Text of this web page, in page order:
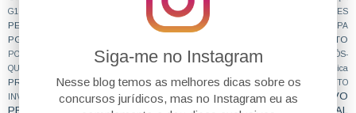
Siga-me no Instagram
Nesse blog temos as melhores dicas sobre os
concursos jurídicos, mas no Instagram eu as
G1
PEGADINHA DE PROVA PENALIDADES
PESQUISA PESSOA COM DEFICIÊNCIA PFN PGEPA
PGEPR PLANEJAMENTO
PODER DE POLÍCIA POER PÚBLICO POLICIA CIVIL PÓS-GRADUAÇÃO
PÓS-
QUESTIONAMENTO
POSSE POSTAGENS EMÍLIO prática jurídica
PREPARAÇÃO PREVIDENCIÁRIO PRINCÍPIOS
PROCEDIMENTO
INVESTIGATÓRIO CRIMINAL
PROCESSO CIVIL
PROCESSO COLETIVO
PROCESSO PENAL
PROCESSO TRIBUTÁRIO
PROCESSUAL PENAL